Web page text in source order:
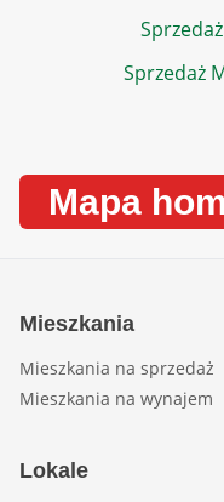
Sprzedaż
Mapa
Mieszkania
Mieszkania na sprzedaż
Mieszkania na wynajem
Lokale